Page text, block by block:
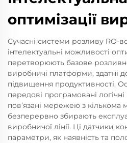
оптимізації
Сучасні системи розливу RO-
інтелектуальні можливості
перетворюють базове
виробничі платформи, здатні
підвищення продуктивності.
передові програмовані
пов’язані мережею з кількома
безперервно збирають
виробничої лінії. Ці датчики
параметри, як наявність та